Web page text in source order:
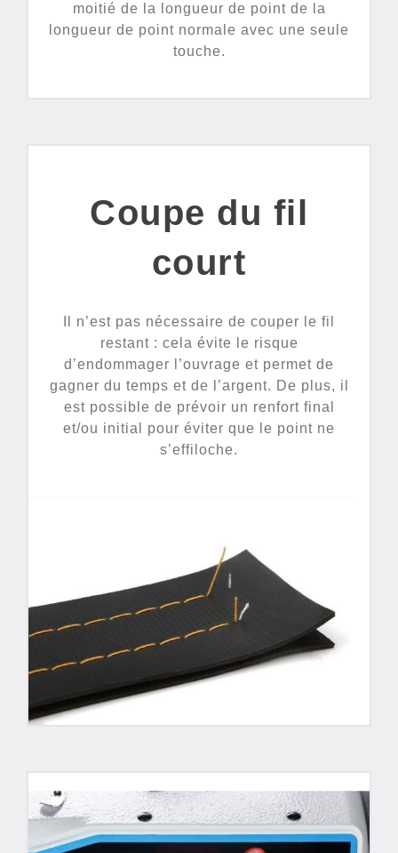
moitié de la longueur de point de la
longueur de point normale avec une seule
touche.
Coupe du fil
court
Il n’est pas nécessaire de couper le fil
restant : cela évite le risque
d’endommager l’ouvrage et permet de
gagner du temps et de l’argent. De plus, il
est possible de prévoir un renfort final
et/ou initial pour éviter que le point ne
s’effiloche.